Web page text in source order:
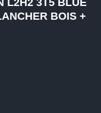
L2H2 3T5 BLUE
BOIS +